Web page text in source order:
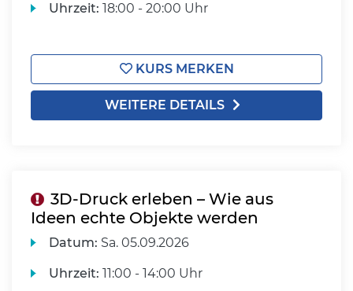
Uhrzeit: 18:00 - 20:00 Uhr
KURS MERKEN
WEITERE DETAILS
3D-Druck erleben – Wie aus
Ideen echte Objekte werden
Datum: Sa. 05.09.2026
Uhrzeit: 11:00 - 14:00 Uhr